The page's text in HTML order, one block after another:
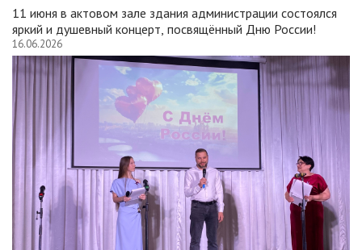
11 июня в актовом зале здания администрации состоялся
яркий и душевный концерт, посвящённый Дню России!
16.06.2026